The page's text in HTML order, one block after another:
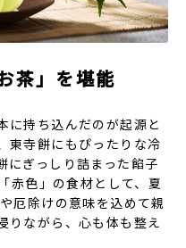
茶」を堪能
に持ち込んだのが起源と
東寺餅にもぴったりな冷
にぎっしり詰まった餡子
赤色」の食材として、夏
厄除けの意味を込めて親
りながら、心も体も整え